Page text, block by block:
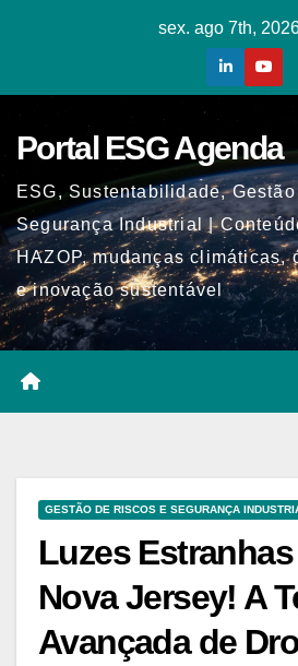
sex. ago 7th,
Portal ESG Agenda
ESG, Sustentabilidade,
Segurança Industrial |
HAZOP, mudanças climáticas,
e inovação sustentável
GESTÃO DE RISCOS E SEGURANÇA
Luzes
Nova Jersey! A
Avançada de